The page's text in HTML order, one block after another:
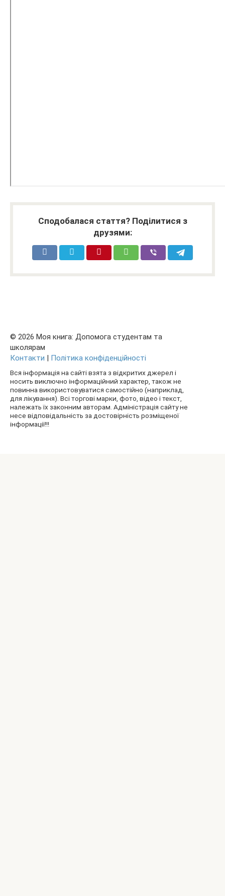
Сподобалася стаття? Поділитися з
друзями:
© 2026 Моя книга: Допомога студентам та
школярам
Контакти | Політика конфіденційності
Вся інформація на сайті взята з відкритих джерел і
носить виключно інформаційний характер, також не
повинна використовуватися самостійно (наприклад,
для лікування). Всі торгові марки, фото, відео і текст,
належать їх законним авторам. Адміністрація сайту не
несе відповідальність за достовірність розміщеної
інформації!!!